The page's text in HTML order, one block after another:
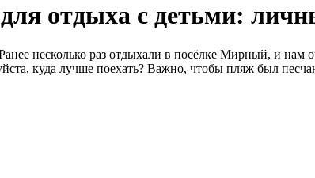
отдыха с детьми:
несколько раз отдыхали в посёлке Мирный, и нам
куда лучше поехать? Важно, чтобы пляж был